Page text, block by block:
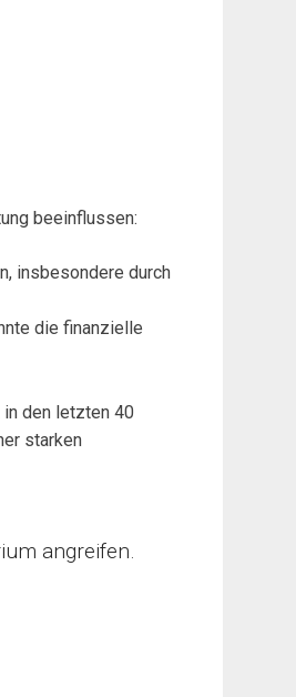
beeinflussen:
insbesondere durch
die finanzielle
den letzten 40
starken
angreifen.